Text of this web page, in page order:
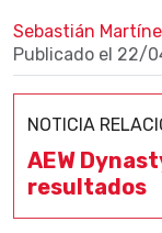
Sebastián
Publicado el 22/
NOTICIA
AEW
resultados